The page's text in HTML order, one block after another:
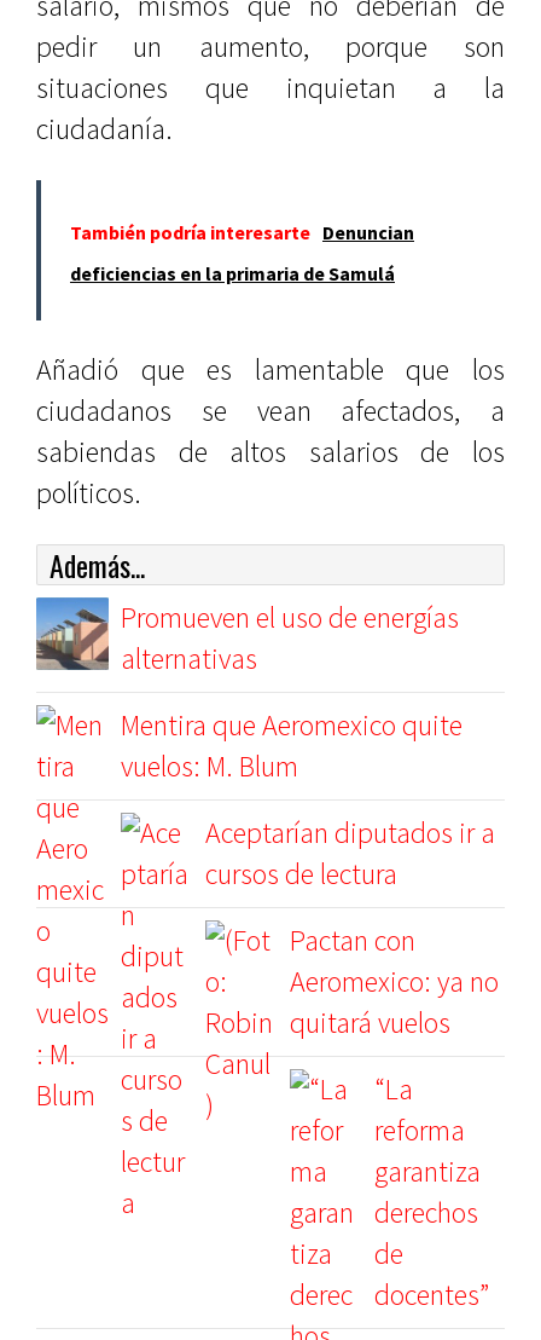
pedir un aumento, porque son
situaciones que inquietan a la
ciudadanía.
También podría interesarte Denuncian
deficiencias en la primaria de Samulá
Añadió que es lamentable que los
ciudadanos se vean afectados, a
sabiendas de altos salarios de los
políticos.
Además...
Promueven el uso de energías
alternativas
Mentira que Aeromexico quite
vuelos: M. Blum
Aceptarían diputados ir a
cursos de lectura
Pactan con
Aeromexico: ya no
quitará vuelos
“La
reforma
garantiza
derechos
de
docentes”